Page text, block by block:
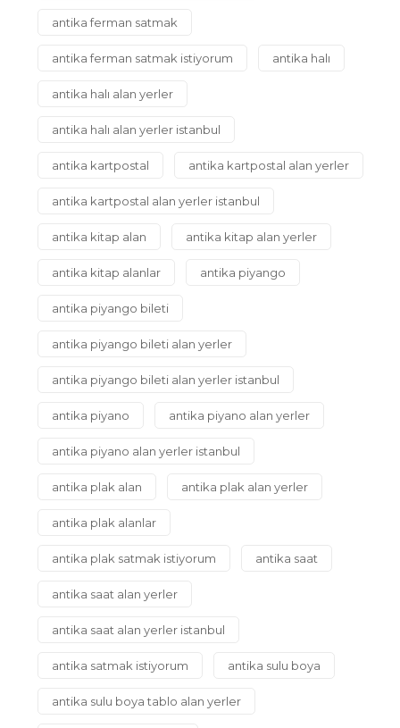
antika ferman satmak
antika ferman satmak istiyorum antika halı
antika halı alan yerler
antika halı alan yerler istanbul
antika kartpostal antika kartpostal alan yerler
antika kartpostal alan yerler istanbul
antika kitap alan antika kitap alan yerler
antika kitap alanlar antika piyango
antika piyango bileti
antika piyango bileti alan yerler
antika piyango bileti alan yerler istanbul
antika piyano antika piyano alan yerler
antika piyano alan yerler istanbul
antika plak alan antika plak alan yerler
antika plak alanlar
antika plak satmak istiyorum antika saat
antika saat alan yerler
antika saat alan yerler istanbul
antika satmak istiyorum antika sulu boya
antika sulu boya tablo alan yerler